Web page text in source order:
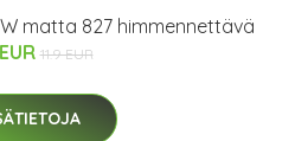
matta 827 himmennettävä
11.9 EUR